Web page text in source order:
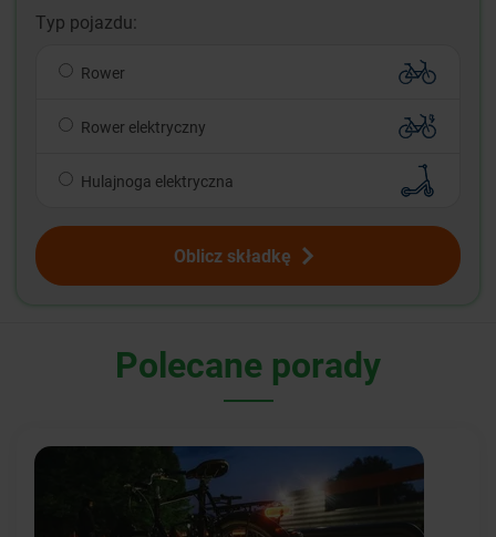
Typ pojazdu:
Rower
Rower elektryczny
Hulajnoga elektryczna
Oblicz składkę
Polecane porady